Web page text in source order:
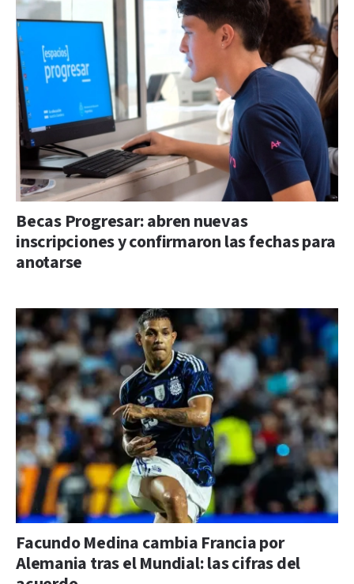
Becas Progresar: abren nuevas
inscripciones y confirmaron las fechas para
anotarse
Facundo Medina cambia Francia por
Alemania tras el Mundial: las cifras del